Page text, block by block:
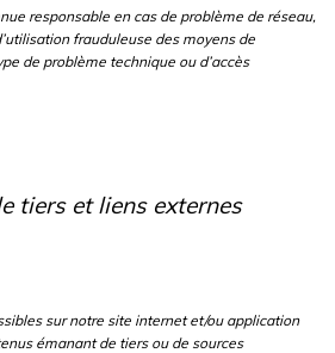
responsable en cas de problème de réseau,
frauduleuse des moyens de
de problème technique ou d’accès
tiers et liens externes
sur notre site internet et/ou application
émanant de tiers ou de sources